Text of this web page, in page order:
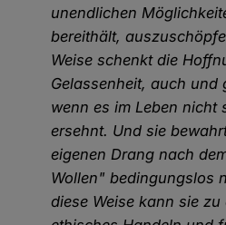
unendlichen
bereithält,
Weise schenkt die
Gelassenheit, auch und
wenn es im Leben nicht
ersehnt. Und sie
eigenen Drang nach
Wollen" bedingungslos
diese Weise kann sie